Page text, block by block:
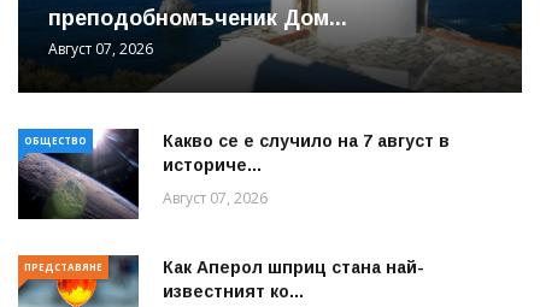
преподобномъченик Дом...
Август 07, 2026
ОБЩЕСТВО
Какво се е случило на 7 август в
историче...
Август 07, 2026
ПРЕДСТАВЯНЕ
Как Аперол шприц стана най-
известният ко...